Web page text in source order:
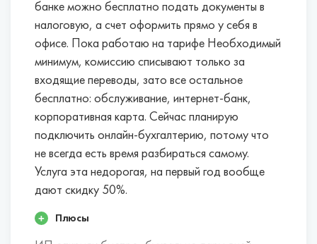
банке можно бесплатно подать документы в
налоговую, а счет оформить прямо у себя в
офисе. Пока работаю на тарифе Необходимый
минимум, комиссию списывают только за
входящие переводы, зато все остальное
бесплатно: обслуживание, интернет-банк,
корпоративная карта. Сейчас планирую
подключить онлайн-бухгалтерию, потому что
не всегда есть время разбираться самому.
Услуга эта недорогая, на первый год вообще
дают скидку 50%.
Плюсы